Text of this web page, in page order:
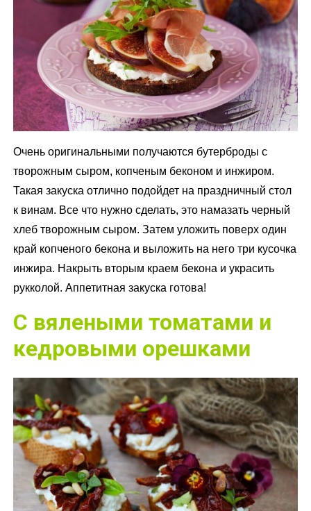
Очень оригинальными получаются бутерброды с
творожным сыром, копченым беконом и инжиром.
Такая закуска отлично подойдет на праздничный стол
к винам. Все что нужно сделать, это намазать черный
хлеб творожным сыром. Затем уложить поверх один
край копченого бекона и выложить на него три кусочка
инжира. Накрыть вторым краем бекона и украсить
рукколой. Аппетитная закуска готова!
С вялеными томатами и
кедровыми орешками